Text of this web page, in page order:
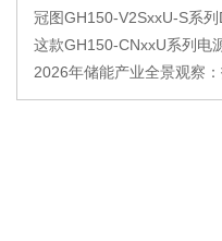
冠图GH150-V2SxxU-S系列
这款GH150-CNxxU系列电
2026年储能产业全景观察